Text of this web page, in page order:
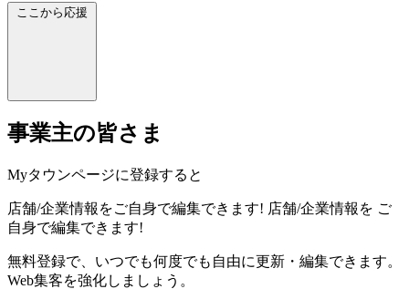
ここから応援
事業主の皆さま
Myタウンページに登録すると
店舗/企業情報をご自身で編集できます! 店舗/企業情報を ご
自身で編集できます!
無料登録で、いつでも何度でも自由に更新・編集できます。
Web集客を強化しましょう。